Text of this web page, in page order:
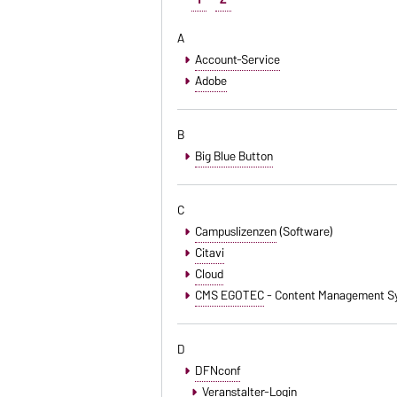
A
Account-Service
Adobe
B
Big Blue Button
C
Campuslizenzen(Software)
Citavi
Cloud
CMS EGOTEC- Content Management
D
DFNconf
Veranstalter-Login